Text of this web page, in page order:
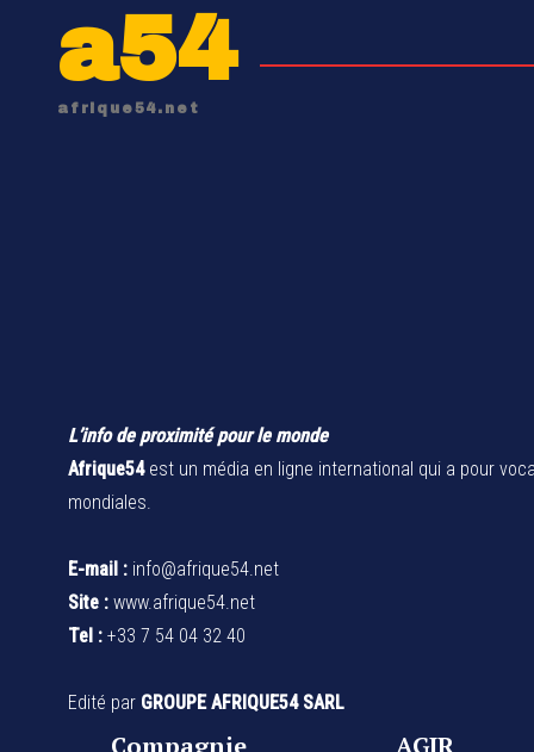
a54
afrique54.net
L’info de proximité pour le monde
Afrique54est un média en ligne international qui a pour
mondiales.
E-mail : info@afrique54.net
Site : www.afrique54.net
Tel : +33 7 54 04 32 40
Edité par GROUPE AFRIQUE54 SARL